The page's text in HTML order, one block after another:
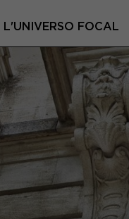
L'UNIVERSO FOCAL